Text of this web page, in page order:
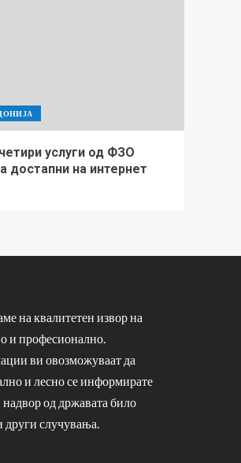
услуги од ФЗО
достапни на интернет
на квалитетен извор на
и професионално.
ви овозможуваат да
и лесно се информирате
надвор од државата било
други случувања.